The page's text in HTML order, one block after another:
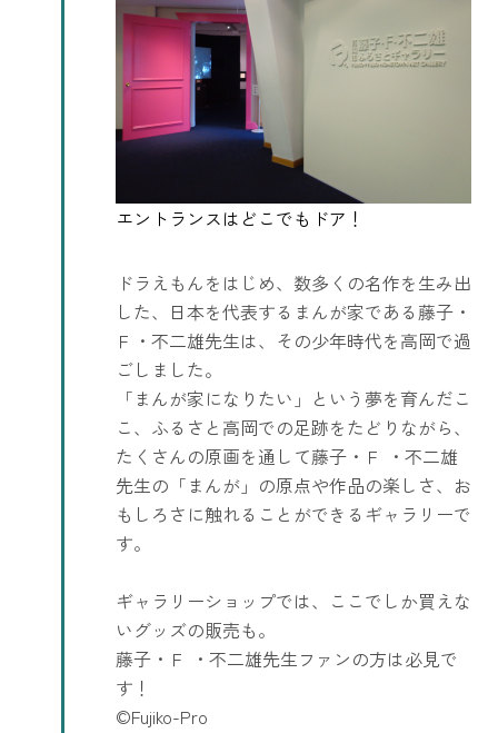
ドラえもんをはじめ、数多くの名作を生み出
した、日本を代表するまんが家である藤子・
Ｆ・不二雄先生は、その少年時代を高岡で過
ごしました。
「まんが家になりたい」という夢を育んだこ
こ、ふるさと高岡での足跡をたどりながら、
たくさんの原画を通して藤子・Ｆ ・不二雄
先生の「まんが」の原点や作品の楽しさ、お
もしろさに触れることができるギャラリーで
す。
ギャラリーショップでは、ここでしか買えな
いグッズの販売も。
藤子・Ｆ ・不二雄先生ファンの方は必見で
す！
©Fujiko-Pro